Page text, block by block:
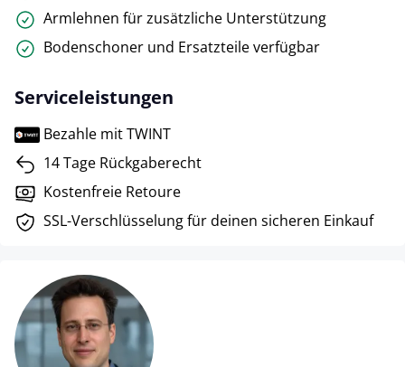
Armlehnen für zusätzliche Unterstützung
Bodenschoner und Ersatzteile verfügbar
Serviceleistungen
Bezahle mit TWINT
14 Tage Rückgaberecht
Kostenfreie Retoure
SSL-Verschlüsselung für deinen sicheren Einkauf